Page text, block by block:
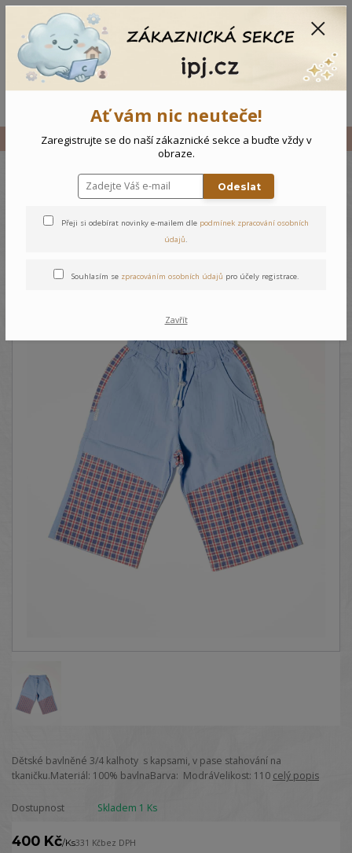
Vše Dětské 3/4 kalhoty - Modrá
Dětské 3/4 kalhoty - Modrá
Dětské bavlněné 3/4 kalhoty s kapsami, v pase stahování na
tkaničku.Materiál: 100% bavlnaBarva: ModráVelikost: 110 celý popis
Dostupnost Skladem 1 Ks
400 Kč/Ks331 Kčbez DPH
Ať vám nic neuteče!
Zaregistrujte se do naší zákaznické sekce a buďte vždy v
obraze.
Odeslat
Přeji si odebírat novinky e-mailem dle podmínek zpracování osobních
údajů.
Souhlasím se zpracováním osobních údajů pro účely registrace.
Zavřít